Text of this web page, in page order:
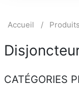
Accueil Produits
CATÉGORIES